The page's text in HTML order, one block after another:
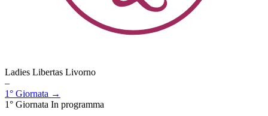
Ladies Libertas Livorno
–
1° Giornata →
1° Giornata In programma